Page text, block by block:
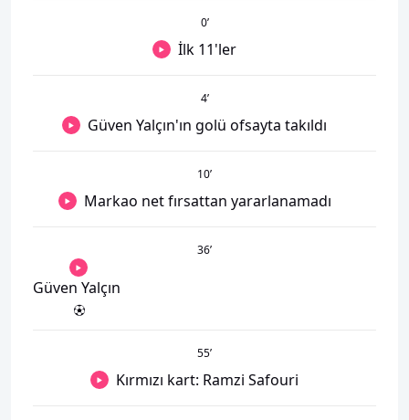
0’
İlk 11'ler
4’
Güven Yalçın'ın golü ofsayta takıldı
10’
Markao net fırsattan yararlanamadı
36’
Güven Yalçın
55’
Kırmızı kart: Ramzi Safouri